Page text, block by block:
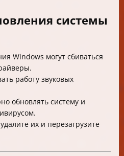
системы
Windows могут сбиваться
работу звуковых
обновлять систему и
их и перезагрузите